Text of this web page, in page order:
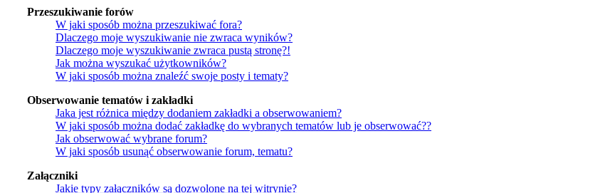
Przeszukiwanie forów
W jaki sposób można przeszukiwać fora?
Dlaczego moje wyszukiwanie nie zwraca wyników?
Dlaczego moje wyszukiwanie zwraca pustą stronę?!
Jak można wyszukać użytkowników?
W jaki sposób można znaleźć swoje posty i tematy?
Obserwowanie tematów i zakładki
Jaka jest różnica między dodaniem zakładki a obserwowaniem?
W jaki sposób można dodać zakładkę do wybranych tematów lub je obserwować??
Jak obserwować wybrane forum?
W jaki sposób usunąć obserwowanie forum, tematu?
Załączniki
Jakie typy załączników są dozwolone na tej witrynie?